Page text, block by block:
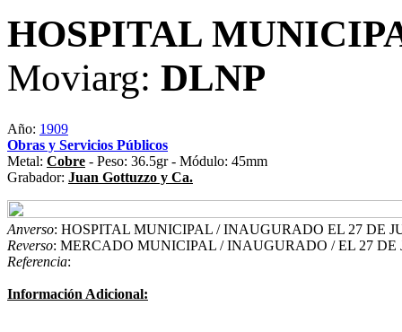
HOSPITAL
Moviarg: DLNP
Año: 1909
Obras y Servicios Públicos
Metal: Cobre - Peso: 36.5gr - Módulo: 45mm
Grabador: Juan Gottuzzo y Ca.
Anverso: HOSPITAL MUNICIPAL / INAUGURADO EL 27 DE
Reverso: MERCADO MUNICIPAL / INAUGURADO / EL 27 DE
Referencia:
Información Adicional: